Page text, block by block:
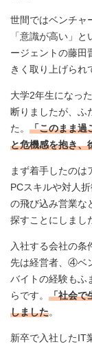
世間ではベンチャ
「意識が高い」
ージェントの藤田
きく取り上げられ
大学2年生になっ
断りましたが、ふ
た。 「このまま過
と危機感を抱き、
まず着手したのは
PCスキルや対人
の飛び込み営業な
探すことにしまし
入社する会社の
先は経営者、④ベ
バイトの経験もふ
らです。 「社会で
しました。
新卒で入社したIT